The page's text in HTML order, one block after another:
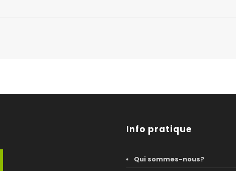
Info pratique
Qui sommes-nous?